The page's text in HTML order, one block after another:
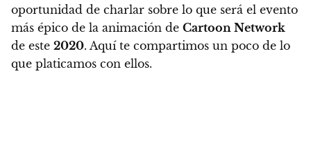
oportunidad de charlar sobre lo que será el evento
más épico de la animación de Cartoon Network
de este 2020. Aquí te compartimos un poco de lo
que platicamos con ellos.